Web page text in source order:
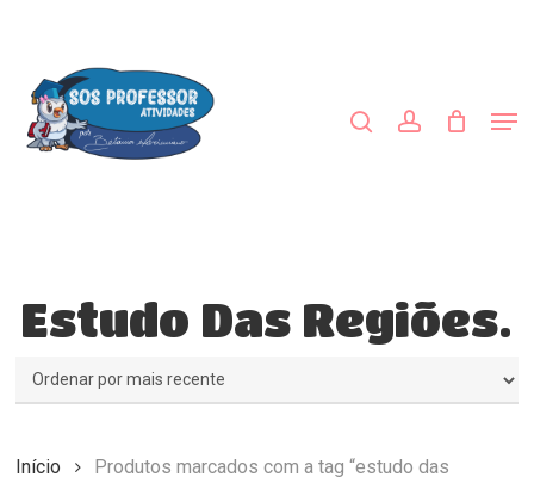
content
Estudo Das Regiões.
Início Produtos marcados com a tag “estudo das